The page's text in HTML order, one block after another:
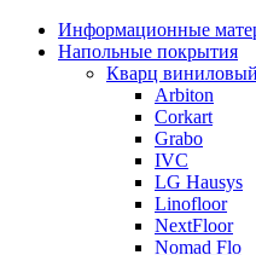
Информационные
Напольные покрытия
Кварц
Arbiton
Corkart
Grabo
IVC
LG Hausys
Linofloor
NextFloor
Nomad Flo